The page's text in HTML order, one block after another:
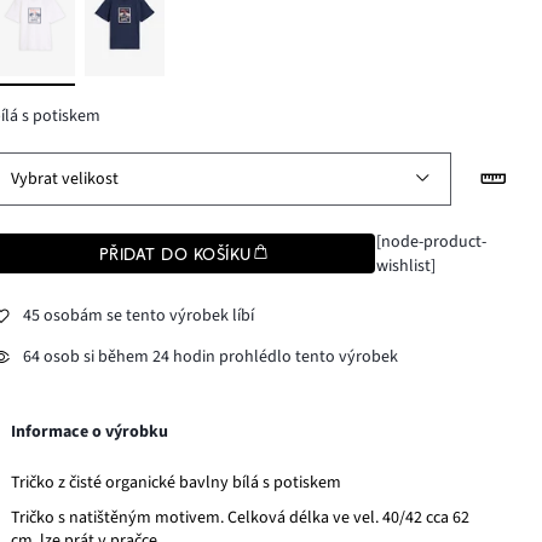
s potiskem
Vybrat velikost
PŘIDAT DO KOŠÍKU
[node-product-
wishlist]
45 osobám se tento výrobek líbí
64 osob si během 24 hodin prohlédlo tento výrobek
Informace o výrobku
Tričko z čisté organické bavlny bílá s potiskem
Tričko s natištěným motivem. Celková délka ve vel. 40/42 cca 62